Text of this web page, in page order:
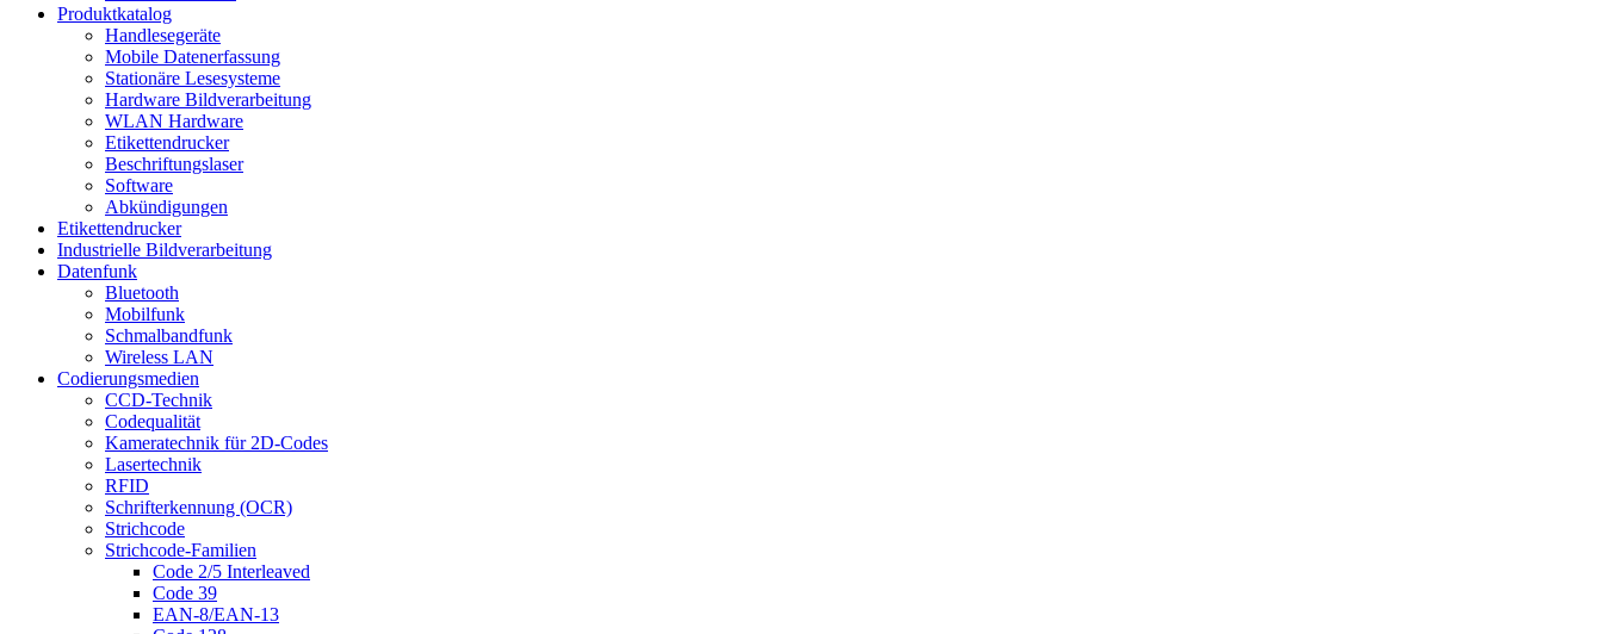
Produktkatalog
Handlesegeräte
Mobile Datenerfassung
Stationäre Lesesysteme
Hardware Bildverarbeitung
WLAN Hardware
Etikettendrucker
Beschriftungslaser
Software
Abkündigungen
Etikettendrucker
Industrielle Bildverarbeitung
Datenfunk
Bluetooth
Mobilfunk
Schmalbandfunk
Wireless LAN
Codierungs­medien
CCD-Technik
Codequalität
Kameratechnik für 2D-Codes
Lasertechnik
RFID
Schrifterkennung (OCR)
Strichcode
Strichcode-Familien
Code 2/5 Interleaved
Code 39
EAN-8/EAN-13